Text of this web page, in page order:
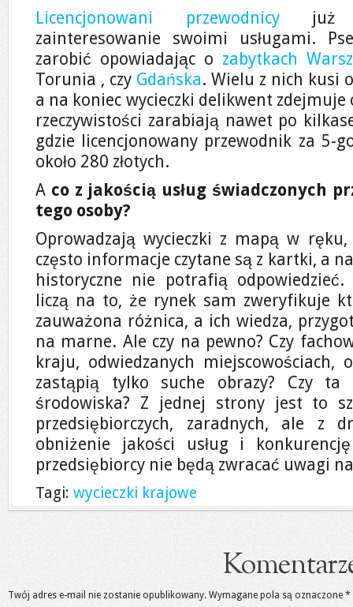
Licencjonowani przewodnicyjuż
zainteresowanie swoimi usługami.
zarobić opowiadając o zabytkach
Torunia , czy Gdańska. Wielu z nich kusi
a na koniec wycieczki delikwent zdejmuje
rzeczywistości zarabiają nawet po
gdzie licencjonowany przewodnik za 5-
około 280 złotych.
A co z jakością usług świadczonych
tego osoby?
Oprowadzają wycieczki z mapą w
często informacje czytane są z kartki, a
historyczne nie potrafią odpowiedzieć.
liczą na to, że rynek sam zweryfikuje
zauważona różnica, a ich wiedza,
na marne. Ale czy na pewno? Czy
kraju, odwiedzanych miejscowościach,
zastąpią tylko suche obrazy? Czy ta
środowiska? Z jednej strony jest to
przedsiębiorczych, zaradnych, ale z
obniżenie jakości usług i
przedsiębiorcy nie będą zwracać uwagi
Tagi: wycieczki krajowe
Twój adres e-mail nie zostanie opublikowany. Wymagane pola są oznaczone *